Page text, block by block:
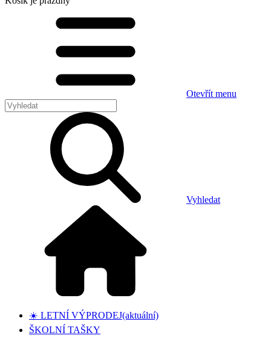
Otevřít menu
Vyhledat
☀️ LETNÍ VÝPRODEJ(aktuální)
ŠKOLNÍ TAŠKY